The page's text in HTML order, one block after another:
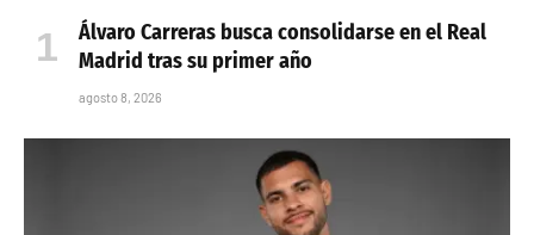
Álvaro Carreras busca consolidarse en el Real
Madrid tras su primer año
agosto 8, 2026